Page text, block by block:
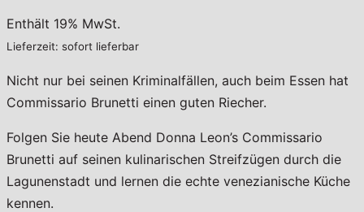
Enthält 19% MwSt.
Lieferzeit: sofort lieferbar
Nicht nur bei seinen Kriminalfällen, auch beim Essen hat
Commissario Brunetti einen guten Riecher.
Folgen Sie heute Abend Donna Leon’s Commissario
Brunetti auf seinen kulinarischen Streifzügen durch die
Lagunenstadt und lernen die echte venezianische Küche
kennen.